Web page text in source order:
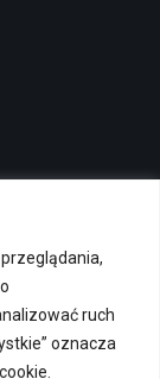
ruch
oznacza